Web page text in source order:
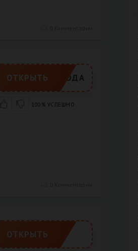
РОМОКОДА
ОТКРЫТЬ
100% УСПЕШНО
ОТКРЫТЬ